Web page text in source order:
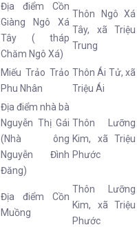
Địa điểm Cồn
Giàng Ngô Xá
Tây ( tháp
Chăm Ngô Xá)
Thôn Ngô Xá
Tây, xã Triệu
Trung
Miếu Trảo Trảo
Phu Nhân
Thôn Ái Tử, xã
Triệu Ái
Địa điểm nhà bà
Nguyễn Thị Gái
(Nhà ông
Nguyễn Đình
Đăng)
Thôn Lưỡng
Kim, xã Triệu
Phước
Địa điểm Cồn
Muồng
Thôn Lưỡng
Kim, xã Triệu
Phước